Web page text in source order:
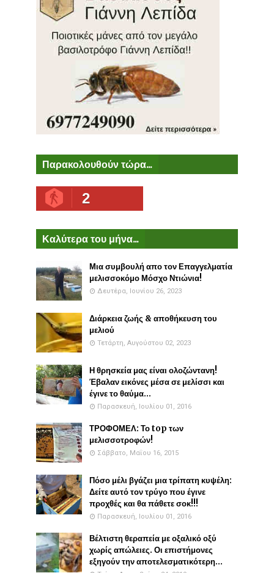
Παρακολουθούν τώρα...
2
Καλύτερα του μήνα...
Μια συμβουλή απο τον Επαγγελματία
μελισσοκόμο Μόσχο Ντιώνια!
Δευτέρα, Ιουνίου 26, 2023
Διάρκεια ζωής & αποθήκευση του
μελιού
Τετάρτη, Αυγούστου 02, 2023
Η θρησκεία μας είναι ολοζώντανη!
Έβαλαν εικόνες μέσα σε μελίσσι και
έγινε το θαύμα...
Παρασκευή, Ιουλίου 01, 2016
ΤΡΟΦΟΜΕΛ: Το top των
μελισσοτροφών!
Σάββατο, Μαΐου 16, 2015
Πόσο μέλι βγάζει μια τρίπατη κυψέλη:
Δείτε αυτό τον τρύγο που έγινε
προχθές και θα πάθετε σοκ!!!
Παρασκευή, Ιουλίου 01, 2016
Βέλτιστη θεραπεία με οξαλικό οξύ
χωρίς απώλειες. Οι επιστήμονες
εξηγούν την αποτελεσματικότερη...